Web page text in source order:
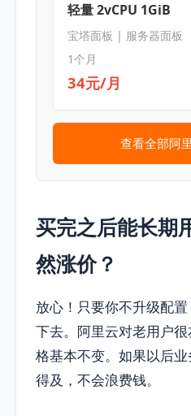
轻量 2vCPU 1GiB
宝塔面板 | 服务器面板
1个月
34元/月
查看全部阿
买完之后能长期
然涨价？
放心！只要你不升级配
下去。阿里云对老用户
格基本不变。如果以后
得及，不会浪费钱。